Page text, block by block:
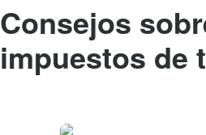
Consejos
impuestos de